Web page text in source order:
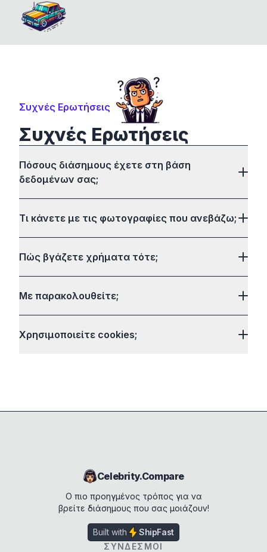
Συχνές Ερωτήσεις
Συχνές Ερωτήσεις
Πόσους διάσημους έχετε στη βάση
δεδομένων σας;
Τι κάνετε με τις φωτογραφίες που ανεβάζω;
Πώς βγάζετε χρήματα τότε;
Με παρακολουθείτε;
Χρησιμοποιείτε cookies;
Celebrity.Compare
Ο πιο προηγμένος τρόπος για να
βρείτε διάσημους που σας μοιάζουν!
Built with
ShipFast
ΣΎΝΔΕΣΜΟΙ